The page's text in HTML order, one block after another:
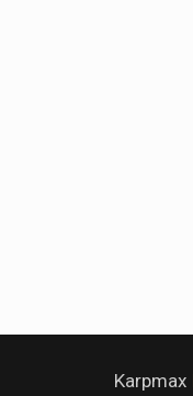
Karpmax